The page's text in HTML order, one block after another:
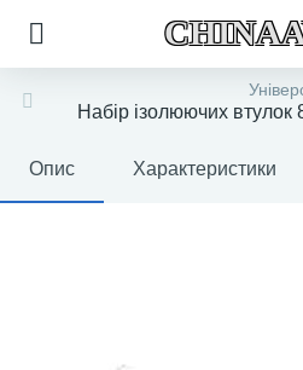
Набір ізолюючих
Опис Характеристики